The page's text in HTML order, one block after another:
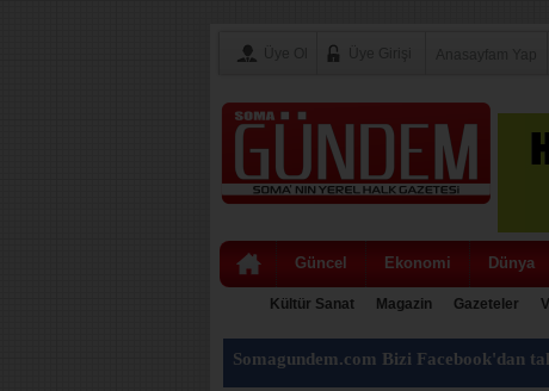
Güncel Ekonomi Dünya
Kültür Sanat Magazin Gazeteler
Somagundem.com Bizi Facebook'dan